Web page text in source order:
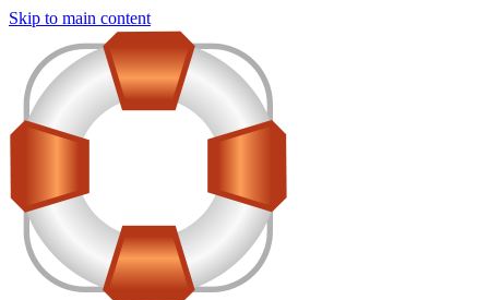
Skip to main content